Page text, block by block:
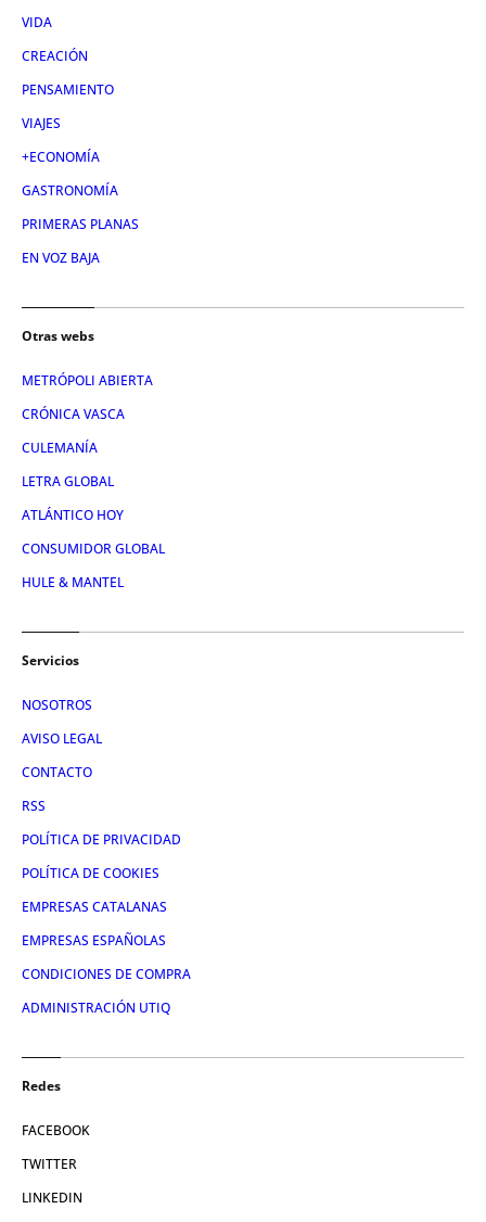
VIDA
CREACIÓN
PENSAMIENTO
VIAJES
+ECONOMÍA
GASTRONOMÍA
PRIMERAS PLANAS
EN VOZ BAJA
Otras webs
METRÓPOLI ABIERTA
CRÓNICA VASCA
CULEMANÍA
LETRA GLOBAL
ATLÁNTICO HOY
CONSUMIDOR GLOBAL
HULE & MANTEL
Servicios
NOSOTROS
AVISO LEGAL
CONTACTO
RSS
POLÍTICA DE PRIVACIDAD
POLÍTICA DE COOKIES
EMPRESAS CATALANAS
EMPRESAS ESPAÑOLAS
CONDICIONES DE COMPRA
ADMINISTRACIÓN UTIQ
Redes
FACEBOOK
TWITTER
LINKEDIN